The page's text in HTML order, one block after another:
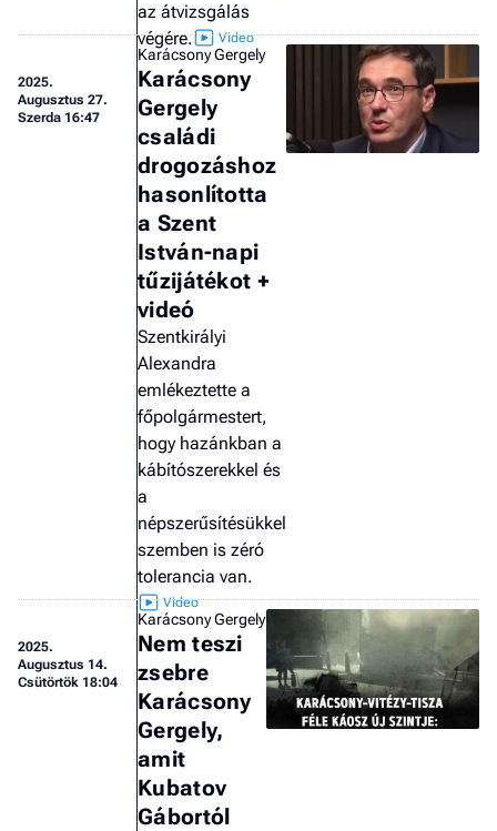
az átvizsgálás
végére.
2025.
Augusztus 27.
Szerda 16:47
Karácsony Gergely
Karácsony
Gergely
családi
drogozáshoz
hasonlította
a Szent
István-napi
tűzijátékot +
videó
Szentkirályi
Alexandra
emlékeztette a
főpolgármestert,
hogy hazánkban a
kábítószerekkel és
a
népszerűsítésükkel
szemben is zéró
tolerancia van.
2025.
Augusztus 14.
Csütörtök 18:04
Karácsony Gergely
Nem teszi
zsebre
Karácsony
Gergely,
amit
Kubatov
Gábortól